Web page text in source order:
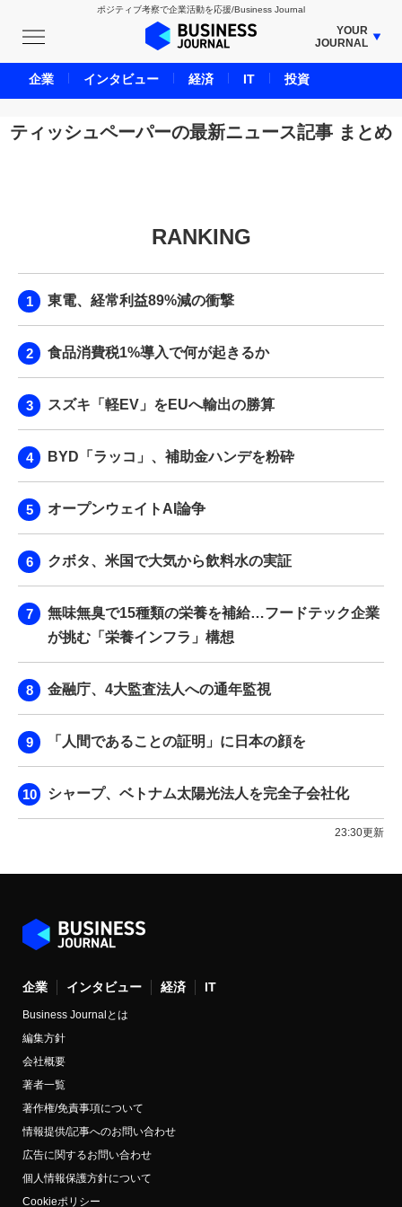
ポジティブ考察で企業活動を応援/Business Journal
YOUR
JOURNAL
BUSINESS JOURNAL
UNICORN JOURNAL
CARBON CREDITS JOURNAL
LIFE ENDING JOURNAL
BPaaS JOURNAL
ティッシュペーパーの最新ニュース記事 まとめ
RANKING
東電、経常利益89%減の衝撃
食品消費税1%導入で何が起きるか
スズキ「軽EV」をEUへ輸出の勝算
BYD「ラッコ」、補助金ハンデを粉砕
オープンウェイトAI論争
クボタ、米国で大気から飲料水の実証
無味無臭で15種類の栄養を補給…フードテック企業
が挑む「栄養インフラ」構想
金融庁、4大監査法人への通年監視
「人間であることの証明」に日本の顔を
シャープ、ベトナム太陽光法人を完全子会社化
23:30更新
企業 インタビュー 経済 IT
Business Journalとは
編集方針
会社概要
著者一覧
著作権/免責事項について
情報提供/記事へのお問い合わせ
広告に関するお問い合わせ
個人情報保護方針について
Cookieポリシー
企業 インタビュー 経済 IT 投資